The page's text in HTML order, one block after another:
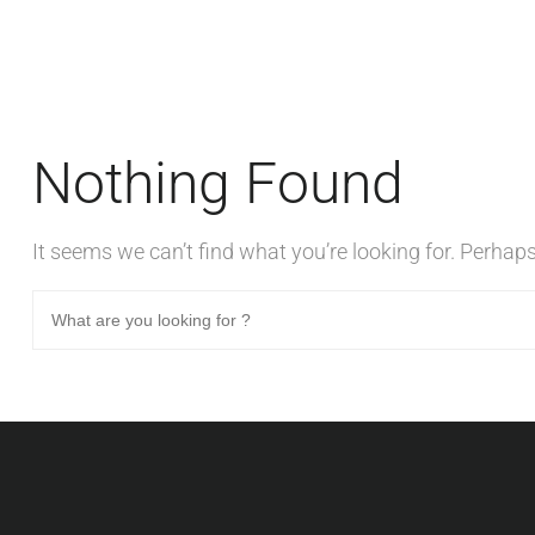
Nothing Found
It seems we can’t find what you’re looking for.